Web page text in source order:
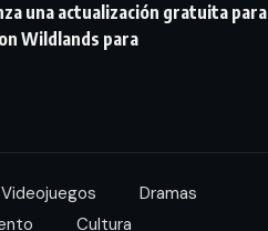
una actualización gratuita para
Wildlands para
Videojuegos
Dramas
Cultura